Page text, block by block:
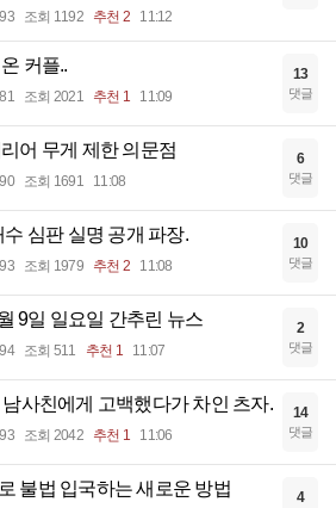
조회 1192 추천 2 11:12
커플..
조회 2021 추천 1 11:09
13
댓글
어 무게 제한 의문점
조회 1691 11:08
6
댓글
수 심판 실명 공개 파장.
조회 1979 추천 2 11:08
10
댓글
9일 일요일 간추린 뉴스
조회 511 추천 1 11:07
2
댓글
사친에게 고백했다가 차인 츠자.
조회 2042 추천 1 11:06
14
댓글
불법 입국하는 새로운 방법 4